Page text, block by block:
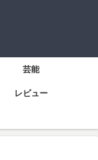
芸能
レビュー